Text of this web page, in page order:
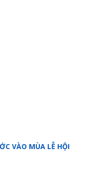
VÀO MÙA LỄ HỘI